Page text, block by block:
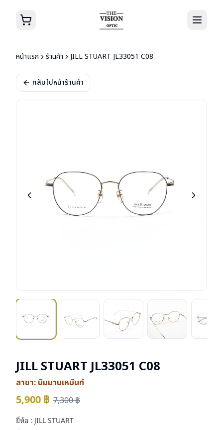
หน้าแรก ร้านค้า JILL STUART JL33051 C08
กลับไปหน้าร้านค้า
JILL STUART JL33051 C08
สาขา: นิมมานเหมินท์
5,900 ฿ 7,300฿
ยี่ห้อ : JILL STUART